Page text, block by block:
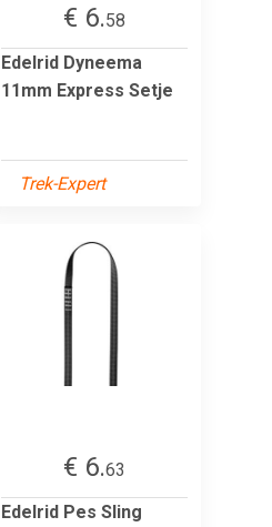
€ 6.58
Edelrid Dyneema
11mm Express Setje
Trek-Expert
€ 6.63
Edelrid Pes Sling